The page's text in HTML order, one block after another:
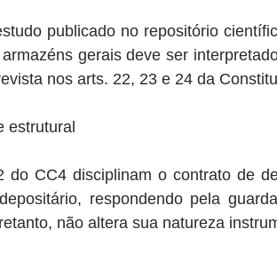
publicado no repositório
gerais deve ser
nos arts. 22, 23 e 24 da
estrutural
CC4 disciplinam o contrato de
respondendo pela
não altera sua natureza